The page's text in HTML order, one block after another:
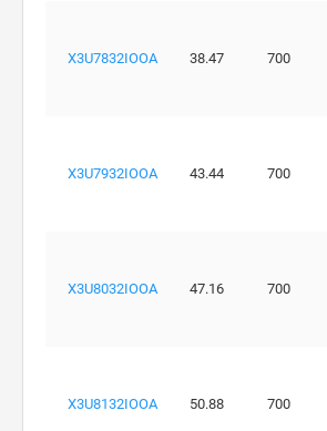
X3U7832IOOA 38.47 700
X3U7932IOOA 43.44 700
X3U8032IOOA 47.16 700
X3U8132IOOA 50.88 700